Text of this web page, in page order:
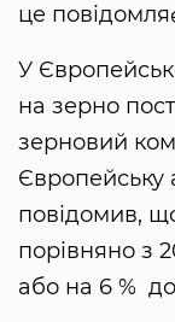
це
У
на зерно
зерновий
Європейську
повідомив,
порівняно з
або на 6 % до